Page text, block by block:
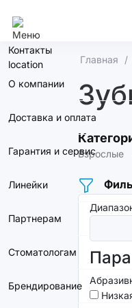
Контакты
О компании
Доставка и оплата
Гарантия и сервис
Линейки
Партнерам
Стоматологам
Брендирование
Главная
Взрослые